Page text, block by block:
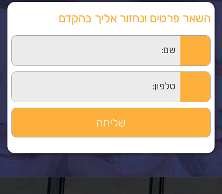
השאר פרטים ונחזור אליך בהקדם